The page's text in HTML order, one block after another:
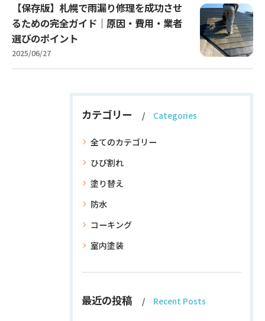
【保存版】札幌で雨漏り修理を成功させ
るための完全ガイド｜原因・費用・業者
選びのポイント
2025/06/27
カテゴリー Categories
全てのカテゴリー
ひび割れ
塗り替え
防水
コーキング
室内塗装
最近の投稿 Recent Posts